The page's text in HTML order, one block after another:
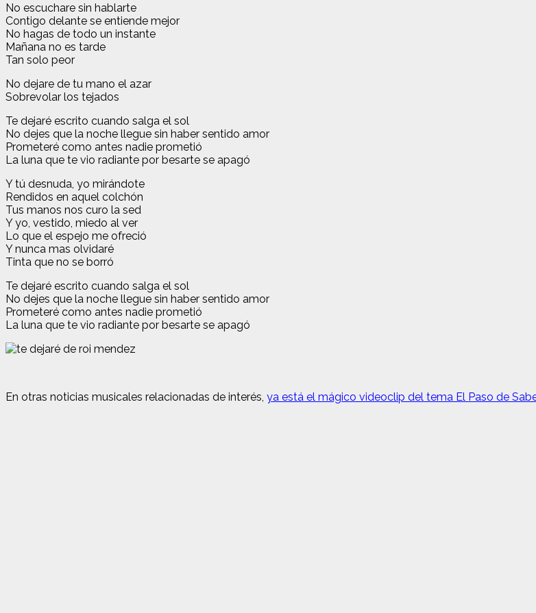
No escuchare sin hablarte
Contigo delante se entiende mejor
No hagas de todo un instante
Mañana no es tarde
Tan solo peor
No dejare de tu mano el azar
Sobrevolar los tejados
Te dejaré escrito cuando salga el sol
No dejes que la noche llegue sin haber sentido amor
Prometeré como antes nadie prometió
La luna que te vio radiante por besarte se apagó
Y tú desnuda, yo mirándote
Rendidos en aquel colchón
Tus manos nos curo la sed
Y yo, vestido, miedo al ver
Lo que el espejo me ofreció
Y nunca mas olvidaré
Tinta que no se borró
Te dejaré escrito cuando salga el sol
No dejes que la noche llegue sin haber sentido amor
Prometeré como antes nadie prometió
La luna que te vio radiante por besarte se apagó
En otras noticias musicales relacionadas de interés, ya está el mágico videoclip del tema El Paso de